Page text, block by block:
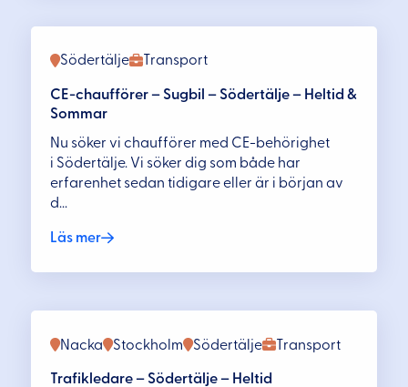
Transport
Södertälje
CE-chaufförer – Sugbil – Södertälje – Heltid &
Sommar
Nu söker vi chaufförer med CE-behörighet
i Södertälje. Vi söker dig som både har
erfarenhet sedan tidigare eller är i början av
d...
Läs mer
Transport
Nacka Stockholm Södertälje
Trafikledare – Södertälje – Heltid